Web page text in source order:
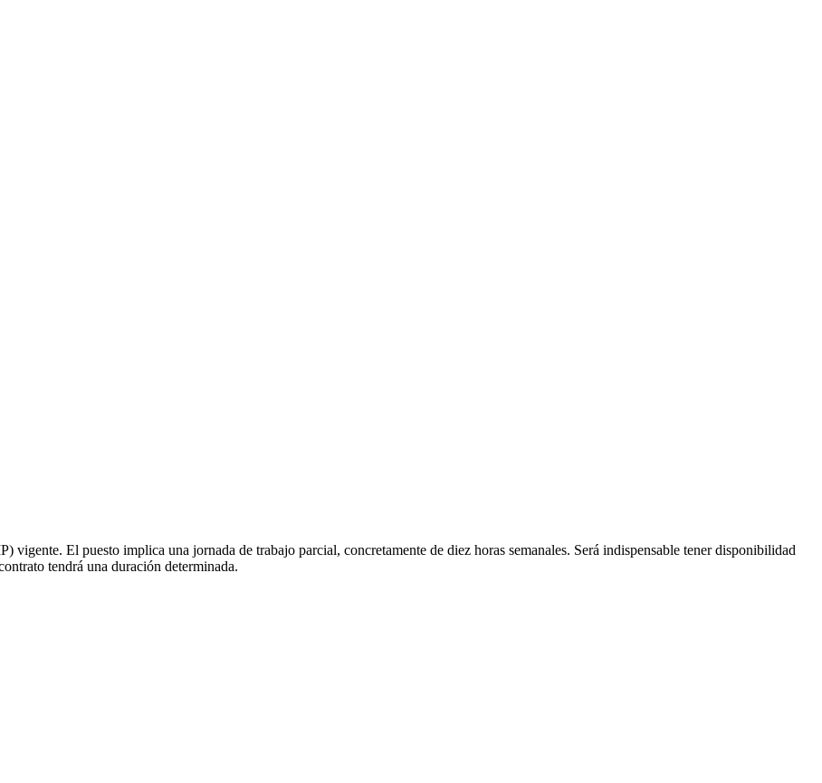
vigente. El puesto implica una jornada de trabajo parcial, concretamente de diez horas semanales. Será indispensable tener disponibilidad
tendrá una duración determinada.